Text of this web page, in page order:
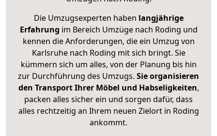
Die Umzugsexperten haben langjährige
Erfahrung im Bereich Umzüge nach Roding und
kennen die Anforderungen, die ein Umzug von
Karlsruhe nach Roding mit sich bringt. Sie
kümmern sich um alles, von der Planung bis hin
zur Durchführung des Umzugs. Sie organisieren
den Transport Ihrer Möbel und Habseligkeiten,
packen alles sicher ein und sorgen dafür, dass
alles rechtzeitig an Ihrem neuen Zielort in Roding
ankommt.